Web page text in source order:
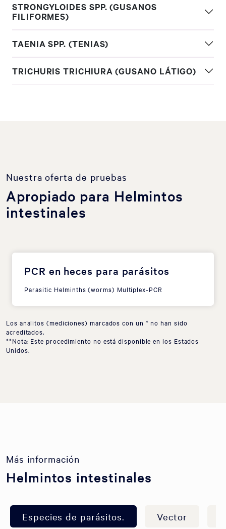
STRONGYLOIDES SPP. (GUSANOS
FILIFORMES)
TAENIA SPP. (TENIAS)
TRICHURIS TRICHIURA (GUSANO LÁTIGO)
Nuestra oferta de pruebas
Apropiado para Helmintos
intestinales
PCR en heces para parásitos
Parasitic Helminths (worms) Multiplex-PCR
Los analitos (mediciones) marcados con un * no han sido
acreditados.
**Nota: Este procedimiento no está disponible en los Estados
Unidos.
Más información
Helmintos intestinales
Especies de parásitos. Vector